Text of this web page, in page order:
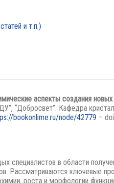
и т.п.)
аспекты создания новых
“Добросвет”. Кафедра
bookonlime.ru/node/42779 –
специалистов в области
Рассматриваются ключевые
роста и морфологии